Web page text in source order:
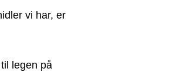
vi har, er
legen på